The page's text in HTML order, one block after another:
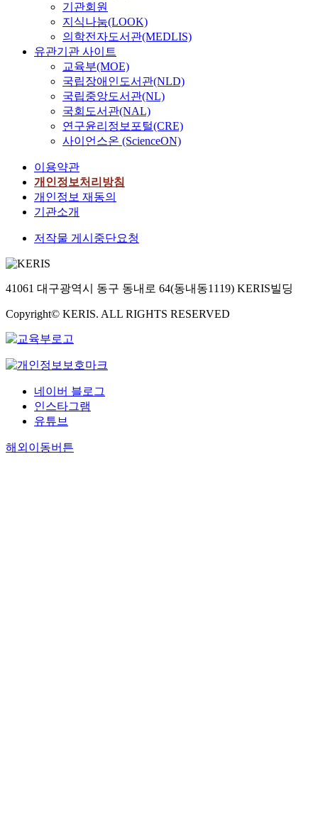
기관회원
지식나눔(LOOK)
의학전자도서관(MEDLIS)
유관기관 사이트
교육부(MOE)
국립장애인도서관(NLD)
국립중앙도서관(NL)
국회도서관(NAL)
연구윤리정보포털(CRE)
사이언스온 (ScienceON)
이용약관
개인정보처리방침
개인정보 재동의
기관소개
저작물 게시중단요청
41061 대구광역시 동구 동내로 64(동내동1119) KERIS빌딩
Copyright© KERIS. ALL RIGHTS RESERVED
네이버 블로그
인스타그램
유튜브
해외이동버튼